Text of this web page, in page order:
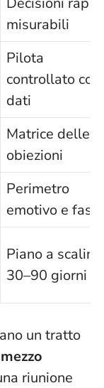
misurabili
Pilota
controllato con
dati
Matrice delle
obiezioni
Perimetro
emotivo e fasi
Piano a scalini
30–90 giorni
un tratto
riunione